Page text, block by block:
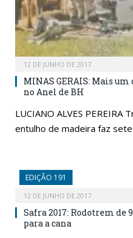
12 DE JUNHO DE 2017
MINAS GERAIS: Mais
no Anel de BH
LUCIANO ALVES PEREIRA
entulho de madeira faz
EDIÇÃO 191
12 DE JUNHO DE 2017
Safra 2017: Rodotrem de
para a cana